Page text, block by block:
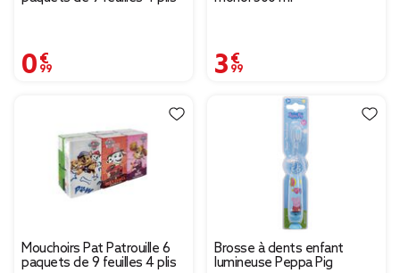
0,99 € 3,99 €
Mouchoirs Pat Patrouille 6
paquets de 9 feuilles 4 plis
Brosse à dents enfant
lumineuse Peppa Pig